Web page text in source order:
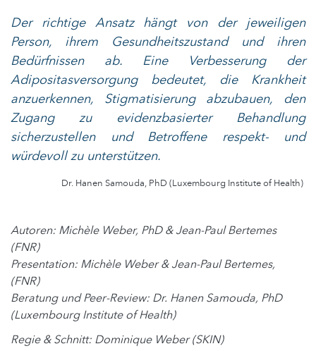
Der richtige Ansatz hängt von der jeweiligen
Person, ihrem Gesundheitszustand und ihren
Bedürfnissen ab. Eine Verbesserung der
Adipositasversorgung bedeutet, die Krankheit
anzuerkennen, Stigmatisierung abzubauen, den
Zugang zu evidenzbasierter Behandlung
sicherzustellen und Betroffene respekt- und
würdevoll zu unterstützen.
Dr. Hanen Samouda, PhD (Luxembourg Institute of Health)
Autoren: Michèle Weber, PhD & Jean-Paul Bertemes
(FNR)
Presentation: Michèle Weber & Jean-Paul Bertemes,
(FNR)
Beratung und Peer-Review: Dr. Hanen Samouda, PhD
(Luxembourg Institute of Health)
Regie & Schnitt: Dominique Weber (SKIN)